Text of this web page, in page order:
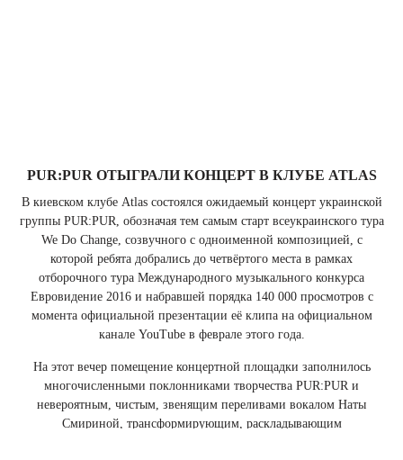
PUR:PUR ОТЫГРАЛИ КОНЦЕРТ В КЛУБЕ ATLAS
В киевском клубе Atlas состоялся ожидаемый концерт украинской
группы PUR:PUR, обозначая тем самым старт всеукраинского тура
We Do Change, созвучного с одноименной композицией, с
которой ребята добрались до четвёртого места в рамках
отборочного тура Международного музыкального конкурса
Евровидение 2016 и набравшей порядка 140 000 просмотров с
момента официальной презентации её клипа на официальном
канале YouTube в феврале этого года.
На этот вечер помещение концертной площадки заполнилось
многочисленными поклонниками творчества PUR:PUR и
невероятным, чистым, звенящим переливами вокалом Наты
Смириной, трансформирующим, раскладывающим